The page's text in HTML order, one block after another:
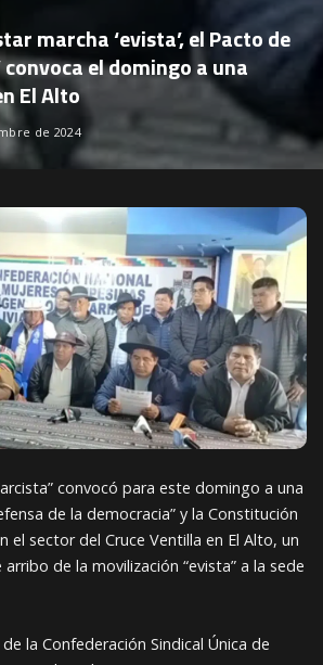
marcha ‘evista’, el Pacto de
convoca el domingo a una
El Alto
de 2024
convocó para este domingo a una
de la democracia” y la Constitución
el sector del Cruce Ventilla en El Alto, un
de la movilización “evista” a la sede
la Confederación Sindical Única de